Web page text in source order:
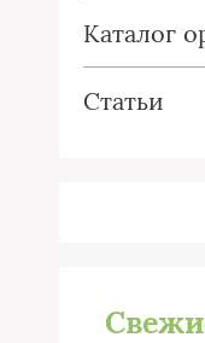
Каталог
Статьи